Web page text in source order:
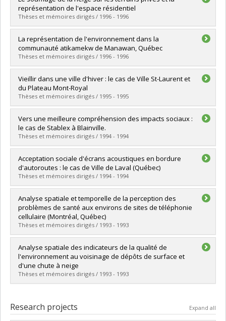
Cycle :Master's
Grade :M. Sc.
Lien vers le document dans Papyrus
représentation de l'espace résidentiel
Thèses et mémoires dirigés / 1996 - 1996
Graduate :Fortin, Éric
Cycle :Master's
Grade :M. Sc.
Lien vers le document dans Papyrus
La représentation de l'environnement dans la
communauté atikamekw de Manawan, Québec
Thèses et mémoires dirigés / 1996 - 1996
Graduate : Berthelot, Mikaël
Cycle :Master's
Grade :M. Sc.
Lien vers le document dans Papyrus
Vieillir dans une ville d'hiver : le cas de Ville St-Laurent et
du Plateau Mont-Royal
Thèses et mémoires dirigés / 1995 - 1995
Graduate :Trudeau, Isabelle
Cycle :Master's
Grade :M. Sc.
Lien vers le document dans Papyrus
Vers une meilleure compréhension des impacts sociaux :
le cas de Stablex à Blainville.
Thèses et mémoires dirigés / 1994 - 1994
Graduate : Marchand, Emmanuelle
Cycle :Master's
Grade :M. Sc.
Lien vers le document dans Papyrus
Acceptation sociale d'écrans acoustiques en bordure
d'autoroutes : le cas de Ville de Laval (Québec)
Thèses et mémoires dirigés / 1994 - 1994
Graduate :Ouimet, Gisèle
Cycle :Master's
Grade :M. Sc.
Lien vers le document dans Papyrus
Analyse spatiale et temporelle de la perception des
problèmes de santé aux environs de sites de téléphonie
cellulaire (Montréal, Québec)
Thèses et mémoires dirigés / 1993 - 1993
Graduate :Laporte, Isabelle
Cycle :Master's
Grade :M. Sc.
Lien vers le document dans Papyrus
Analyse spatiale des indicateurs de la qualité de
l'environnement au voisinage de dépôts de surface et
d'une chute à neige
Thèses et mémoires dirigés / 1993 - 1993
Cycle :Master's
Grade :M. Sc.
Research projects Expand all